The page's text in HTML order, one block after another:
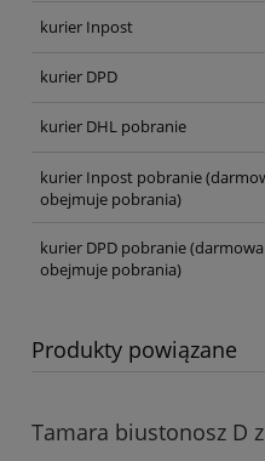
kurier Inpost
kurier DPD
kurier DHL pobranie
kurier Inpost pobranie
obejmuje pobrania)
kurier DPD pobranie(darmowa
obejmuje pobrania)
Produkty powiązane
Tamara biustonosz D